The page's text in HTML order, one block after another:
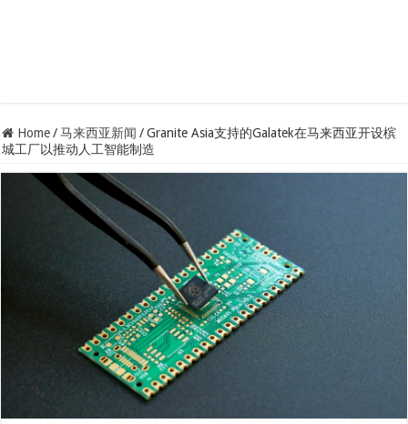
Home / 马来西亚新闻 / Granite Asia支持的Galatek在马来西亚开设槟
城工厂以推动人工智能制造